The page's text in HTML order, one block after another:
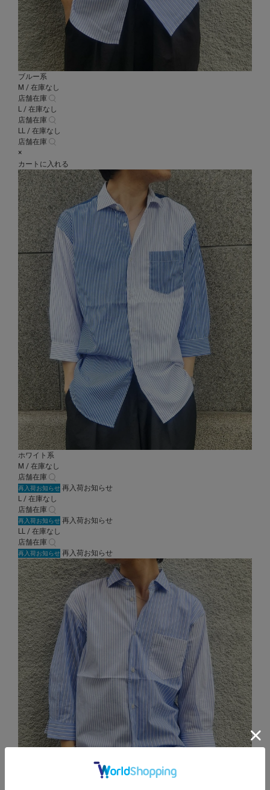
ブルー系
M / 在庫なし
店舗在庫
L / 在庫なし
店舗在庫
LL / 在庫なし
店舗在庫
×
カートに入れる
ホワイト系
M / 在庫なし
店舗在庫
再入荷お知らせ 再入荷お知らせ
L / 在庫なし
店舗在庫
再入荷お知らせ 再入荷お知らせ
LL / 在庫なし
店舗在庫
再入荷お知らせ 再入荷お知らせ